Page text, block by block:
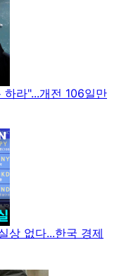
라"...개전 106일만
상 없다...한국 경제